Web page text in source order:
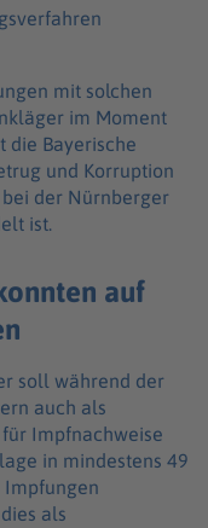
mit solchen
im Moment
die Bayerische
und Korruption
der Nürnberger
ist.
auf
soll während der
auch als
Impfnachweise
in mindestens 49
Impfungen
als